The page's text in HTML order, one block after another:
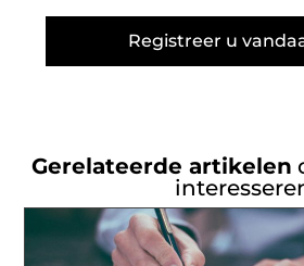
Registreer u
Gerelateerde artikelen